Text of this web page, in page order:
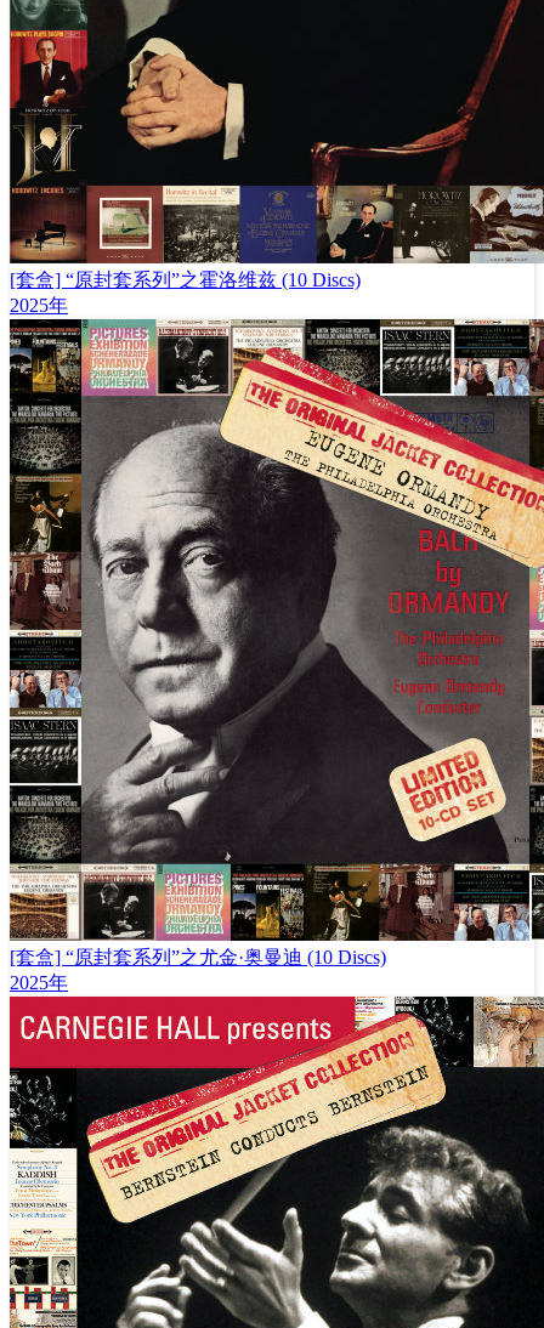
[套盒] “原封套系列”之霍洛维兹 (10 Discs)
2025年
[套盒] “原封套系列”之尤金·奥曼迪 (10 Discs)
2025年